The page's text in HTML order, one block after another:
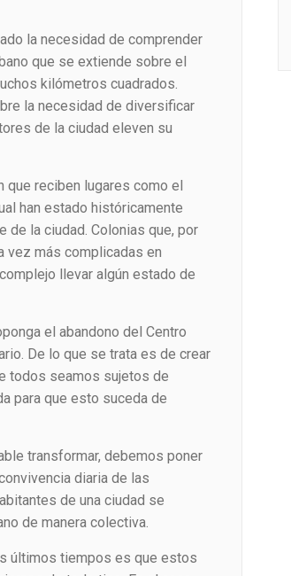
la necesidad de comprender
que se extiende sobre el
kilómetros cuadrados.
la necesidad de diversificar
de la ciudad eleven su
reciben lugares como el
han estado históricamente
de la ciudad. Colonias que, por
vez más complicadas en
llevar algún estado de
el abandono del Centro
De lo que se trata es de crear
todos seamos sujetos de
para que esto suceda de
transformar, debemos poner
diaria de las
de una ciudad se
de manera colectiva.
últimos tiempos es que estos